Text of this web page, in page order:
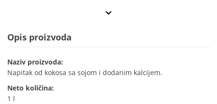
Opis proizvoda
Naziv proizvoda:
Napitak od kokosa sa sojom i dodanim kalcijem.
Neto količina:
1 l